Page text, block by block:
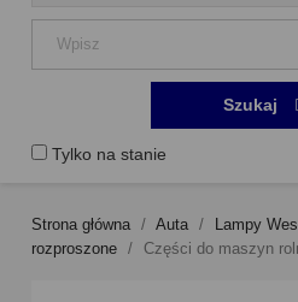
Tylko na stanie
Szukaj
Strona główna Auta Lampy
rozproszone
Części do maszyn